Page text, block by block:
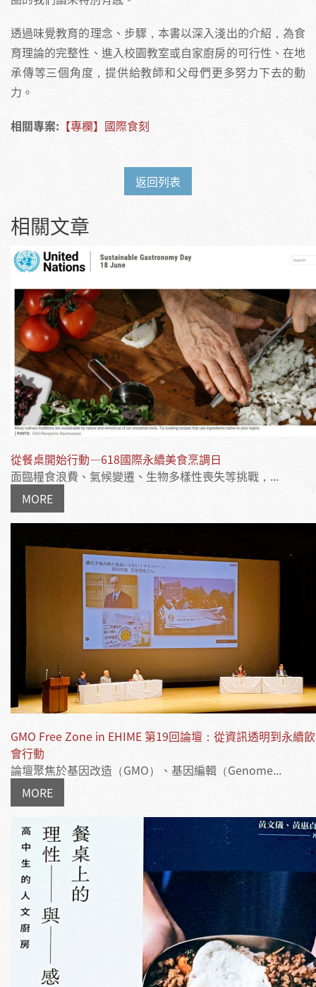
透過味覺教育的理念、步驟，本書以深入淺出的介紹，為食
育理論的完整性、進入校園教室或自家廚房的可行性、在地
承傳等三個角度，提供給教師和父母們更多努力下去的動
力。
相關專案: 【專欄】國際食刻
返回列表
相關文章
從餐桌開始行動—618國際永續美食烹調日
面臨糧食浪費、氣候變遷、生物多樣性喪失等挑戰，...
MORE
GMO Free Zone in EHIME 第19回論壇：從資訊透明到永續
會行動
論壇聚焦於基因改造（GMO）、基因編輯（Genome...
MORE